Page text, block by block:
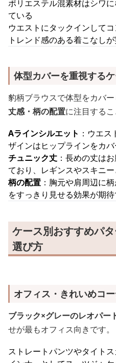
ポリエステル混素材はシワ
ている
ウエストにタックインして
トレンド感のある着こなし
体型カバーを重視する
豹柄ブラウスで体型をカバー
丈感・柄の配置に注目するこ
Aラインシルエット ：ウエ
ザインはヒップラインをカ
チュニック丈 ：長めの丈は
ており、レギンスやスキニ
柄の配置 ：胸元や肩周辺に
をすっきり見せる効果が期
ケース別おすすめパ
選び方
オフィス・きれいめコ
ブラック×グレーのレオパー
せが最もオフィス向きです。
ストレートパンツやタイト